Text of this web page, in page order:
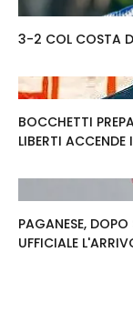
3-2 COL COSTA
BOCCHETTI
LIBERTI ACCENDE
PAGANESE,
UFFICIALE